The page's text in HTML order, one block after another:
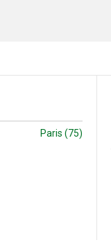
Paris (75)